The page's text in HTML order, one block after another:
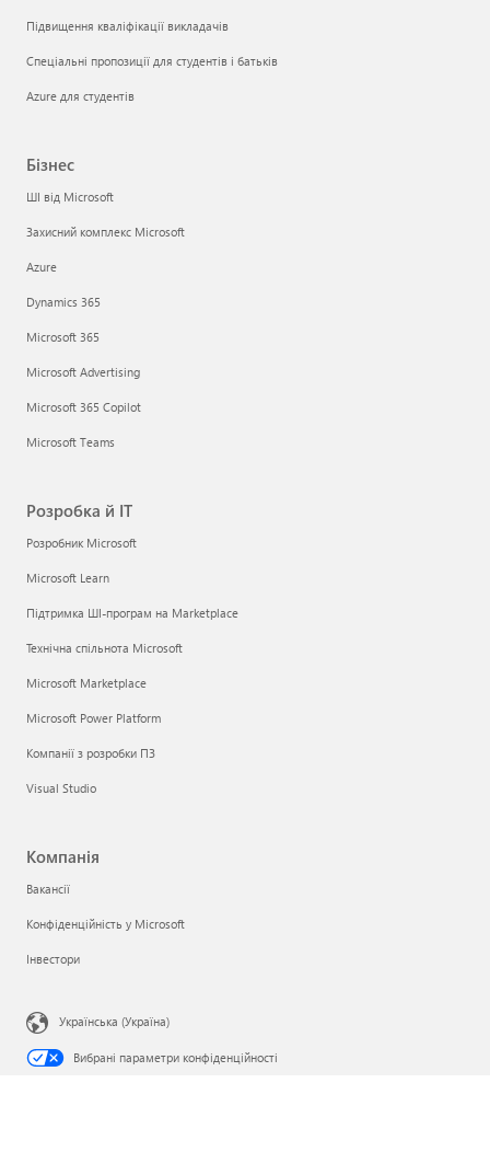
Підвищення кваліфікації викладачів
Спеціальні пропозиції для студентів і батьків
Azure для студентів
Бізнес
ШІ від Microsoft
Захисний комплекс Microsoft
Azure
Dynamics 365
Microsoft 365
Microsoft Advertising
Microsoft 365 Copilot
Microsoft Teams
Розробка й ІТ
Розробник Microsoft
Microsoft Learn
Підтримка ШІ-програм на Marketplace
Технічна спільнота Microsoft
Microsoft Marketplace
Microsoft Power Platform
Компанії з розробки ПЗ
Visual Studio
Компанія
Вакансії
Конфіденційність у Microsoft
Інвестори
Українська (Україна)
Вибрані параметри конфіденційності